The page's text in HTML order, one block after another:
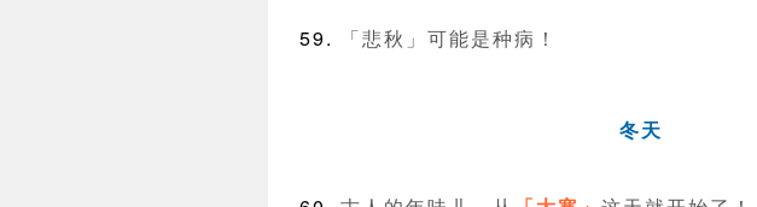
「悲秋」可能是种病！
冬天